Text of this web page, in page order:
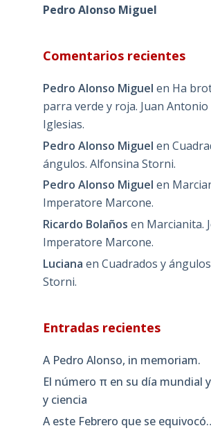
Pedro Alonso Miguel
Comentarios recientes
Pedro Alonso Miguel en Ha
parra verde y roja. Juan Antonio
Iglesias.
Pedro Alonso Miguel en
ángulos. Alfonsina Storni.
Pedro Alonso Miguel en
Imperatore Marcone.
Ricardo Bolaños en Marcianita.
Imperatore Marcone.
Luciana en Cuadrados y
Storni.
Entradas recientes
A Pedro Alonso, in memoriam.
El número π en su día mundial
y ciencia
A este Febrero que se